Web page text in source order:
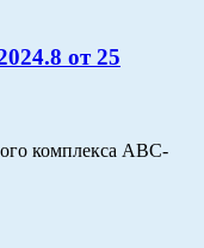
от 25
комплекса АВС-